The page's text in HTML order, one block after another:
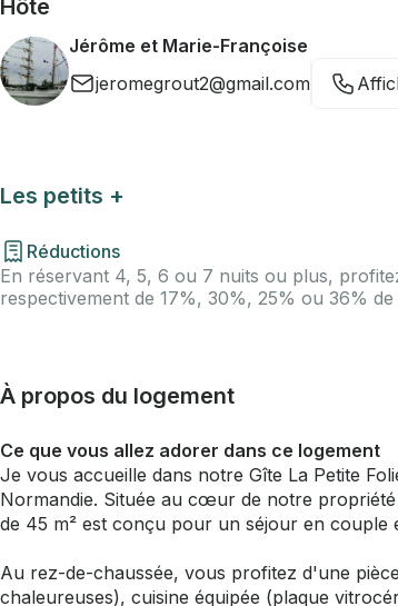
Hôte
Jérôme et Marie-Françoise
jeromegrout2@gmail.com
Les petits +
Réductions
En réservant 4, 5, 6 ou 7 nuits ou plus,
respectivement de 17%, 30%, 25% ou 36% de
À propos du logement
Ce que vous allez adorer dans ce logement
Je vous accueille dans notre Gîte La Petite
Normandie. Située au cœur de notre
de 45 m² est conçu pour un séjour en couple
Au rez-de-chaussée, vous profitez d'une
chaleureuses), cuisine équipée (plaque